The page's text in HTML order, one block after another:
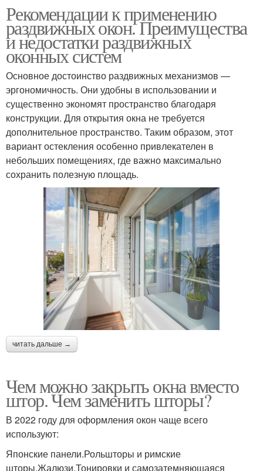
Рекомендации к применению
раздвижных окон. Преимущества
и недостатки раздвижных
оконных систем
Основное достоинство раздвижных механизмов —
эргономичность. Они удобны в использовании и
существенно экономят пространство благодаря
конструкции. Для открытия окна не требуется
дополнительное пространство. Таким образом, этот
вариант остекления особенно привлекателен в
небольших помещениях, где важно максимально
сохранить полезную площадь.
читать дальше →
Чем можно закрыть окна вместо
штор. Чем заменить шторы?
В 2022 году для оформления окон чаще всего
используют:
Японские панели.Рольшторы и римские
шторы.Жалюзи.Тонировки и самозатемняющаяся